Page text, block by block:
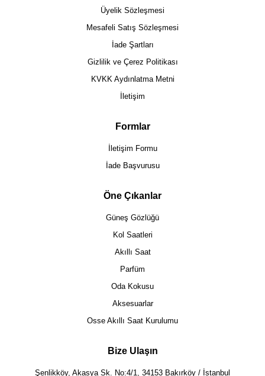
Üyelik Sözleşmesi
Mesafeli Satış Sözleşmesi
İade Şartları
Gizlilik ve Çerez Politikası
KVKK Aydınlatma Metni
İletişim
Formlar
İletişim Formu
İade Başvurusu
Öne Çıkanlar
Güneş Gözlüğü
Kol Saatleri
Akıllı Saat
Parfüm
Oda Kokusu
Aksesuarlar
Osse Akıllı Saat Kurulumu
Bize Ulaşın
Şenlikköy, Akasya Sk. No:4/1, 34153 Bakırköy / İstanbul